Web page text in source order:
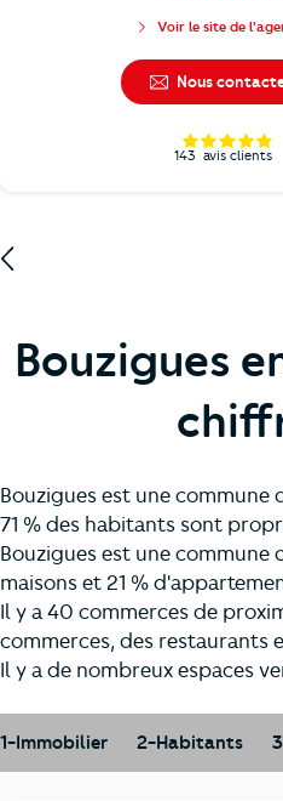
Voir le site de
Nous
143 avis clients
Bouzigues
Bouzigues est une commune
71 % des habitants sont
Bouzigues est une commune
maisons et 21 %
Il y a 40 commerces de
commerces, des restaurants
Il y a de nombreux espaces
1-Immobilier 2-Habitants